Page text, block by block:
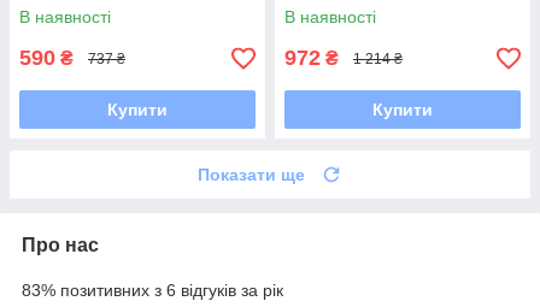
В наявності
590 ₴ 737 ₴
Купити
В наявності
972 ₴ 1 214 ₴
Купити
Показати ще
Про нас
83% позитивних з 6 відгуків за рік